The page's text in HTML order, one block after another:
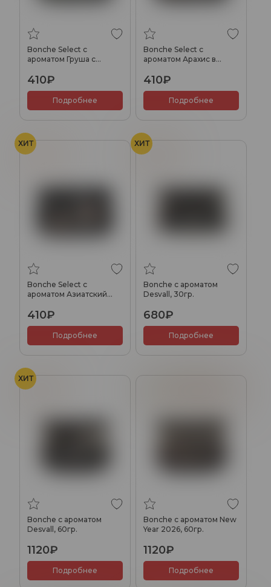
Bonche Select с
ароматом Груша с
410₽
Подробнее
Bonche Select с
ароматом Арахис в
410₽
Подробнее
ХИТ
Персик
Bonche Select с
ароматом Азиатский
410₽
Подробнее
ХИТ
Финик
Bonche с ароматом
Desvall, 30гр.
680₽
Подробнее
ХИТ
Финик
Bonche с ароматом
Desvall, 60гр.
1120₽
Подробнее
Bonche с ароматом New
Year 2026, 60гр.
1120₽
Подробнее